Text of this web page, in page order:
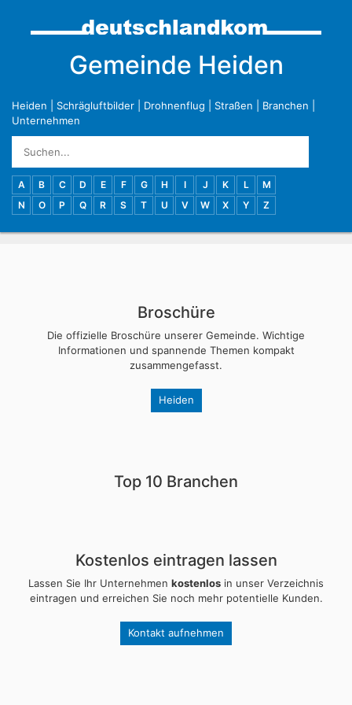
Gemeinde Heiden
Heiden Schrägluftbilder Drohnenflug Straßen Branchen
Unternehmen
A B C D E F G H I J K L
M
N
O P Q R S T U V W X Y Z
Broschüre
Die offizielle Broschüre unserer Gemeinde. Wichtige
Informationen und spannende Themen kompakt
zusammengefasst.
Heiden
Top 10 Branchen
Kostenlos eintragen lassen
Lassen Sie Ihr Unternehmen kostenlos in unser Verzeichnis
eintragen und erreichen Sie noch mehr potentielle Kunden.
Kontakt aufnehmen